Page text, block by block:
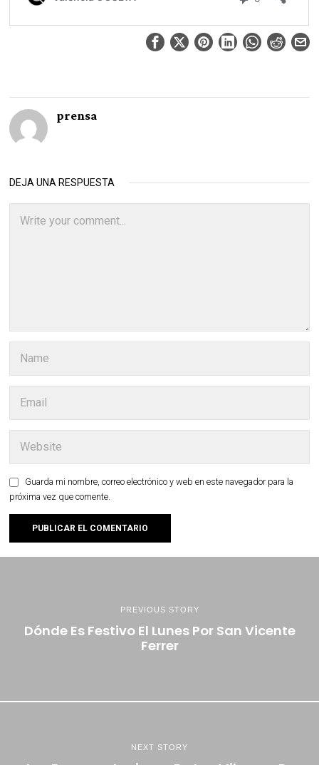
prensa
DEJA UNA RESPUESTA
Guarda mi nombre, correo electrónico y web en este navegador para la
próxima vez que comente.
PREVIOUS STORY
Dónde Es Festivo El Lunes Por San Vicente
Ferrer
NEXT STORY